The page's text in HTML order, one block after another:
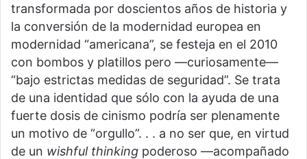
transformada por doscientos años de historia y
la conversión de la modernidad europea en
modernidad “americana”, se festeja en el 2010
con bombos y platillos pero —curiosamente—
“bajo estrictas medidas de seguridad”. Se trata
de una identidad que sólo con la ayuda de una
fuerte dosis de cinismo podría ser plenamente
un motivo de “orgullo”. . . a no ser que, en virtud
de un wishful thinking poderoso —acompañado